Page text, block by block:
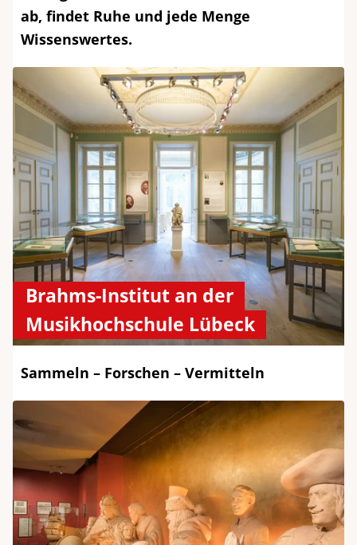
ab, findet Ruhe und jede Menge
Wissenswertes.
Brahms-Institut an der
Musikhochschule Lübeck
Sammeln – Forschen – Vermitteln